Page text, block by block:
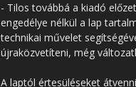
- Tilos továbbá a kiadó
engedélye nélkül a lap
technikai művelet
újraközvetíteni, még
A laptól értesüléseket